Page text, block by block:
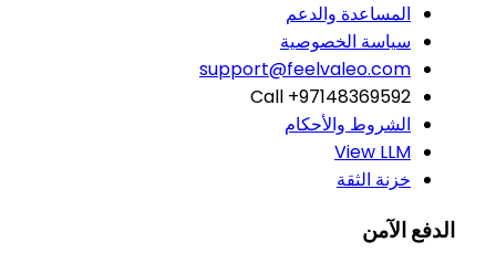
المساعدة والدعم
سياسة الخصوصية
support@feelvaleo.com
Call +97148369592
الشروط والأحكام
View LLM
خزنة الثقة
الدفع الآمن